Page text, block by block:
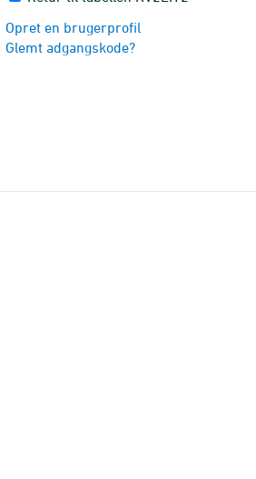
Opret en brugerprofil
Glemt adgangskode?